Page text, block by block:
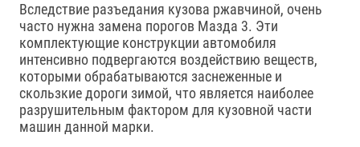
Вследствие разъедания кузова ржавчиной, очень
часто нужна замена порогов Мазда 3. Эти
комплектующие конструкции автомобиля
интенсивно подвергаются воздействию веществ,
которыми обрабатываются заснеженные и
скользкие дороги зимой, что является наиболее
разрушительным фактором для кузовной части
машин данной марки.